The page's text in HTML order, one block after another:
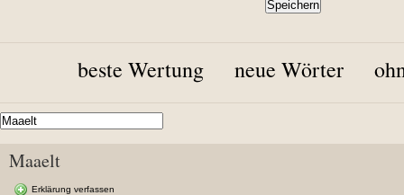
beste Wertung neue Wörter
Maaelt
Erklärung verfassen